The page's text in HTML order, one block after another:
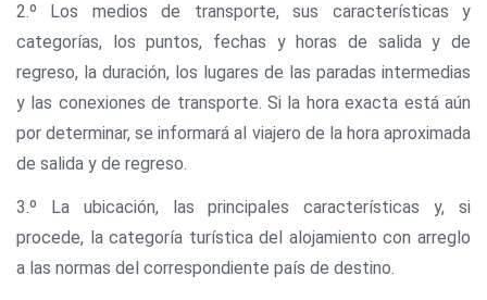
2.º Los medios de transporte, sus características y
categorías, los puntos, fechas y horas de salida y de
regreso, la duración, los lugares de las paradas intermedias
y las conexiones de transporte. Si la hora exacta está aún
por determinar, se informará al viajero de la hora aproximada
de salida y de regreso.
3.º La ubicación, las principales características y, si
procede, la categoría turística del alojamiento con arreglo
a las normas del correspondiente país de destino.